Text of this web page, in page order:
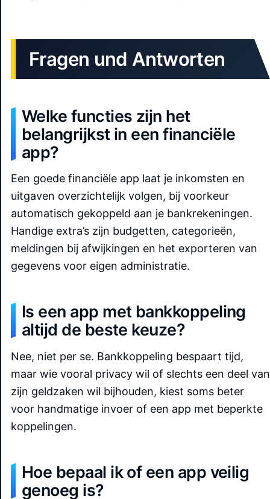
Fragen und Antworten
Welke functies zijn het
belangrijkst in een financiële
app?
Een goede financiële app laat je inkomsten en
uitgaven overzichtelijk volgen, bij voorkeur
automatisch gekoppeld aan je bankrekeningen.
Handige extra’s zijn budgetten, categorieën,
meldingen bij afwijkingen en het exporteren van
gegevens voor eigen administratie.
Is een app met bankkoppeling
altijd de beste keuze?
Nee, niet per se. Bankkoppeling bespaart tijd,
maar wie vooral privacy wil of slechts een deel van
zijn geldzaken wil bijhouden, kiest soms beter
voor handmatige invoer of een app met beperkte
koppelingen.
Hoe bepaal ik of een app veilig
genoeg is?